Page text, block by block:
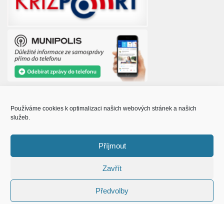
Používáme cookies k optimalizaci našich webových stránek a našich
služeb.
Příjmout
Zavřít
Předvolby
© Obec Prušánky 2015 - 2023